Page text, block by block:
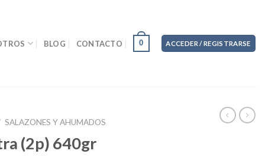
BLOG CONTACTO 0 ACCEDER / REGISTRARSE
SALAZONES Y AHUMADOS
(2p) 640gr